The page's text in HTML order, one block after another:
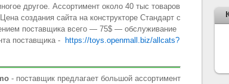
другое. Ассортимент около 40 тыс товаров
создания сайта на конструкторе Стандарт с
поставщика всего — 75$ — обслуживание
поставщика - https://toys.openmall.biz/allcats?
- поставщик предлагает большой ассортимент